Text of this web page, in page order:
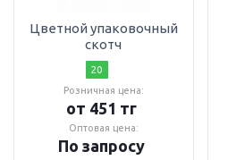
Цветной упаковочный
скотч
20
Розничная цена:
от 451 тг
Оптовая цена:
По запросу